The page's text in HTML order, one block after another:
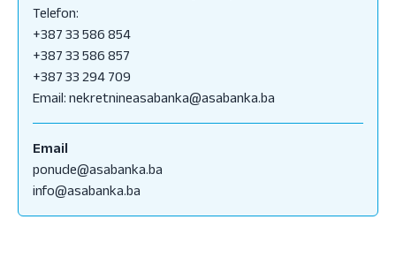
Telefon:
+387 33 586 854
+387 33 586 857
+387 33 294 709
Email: nekretnineasabanka@asabanka.ba
Email
ponude@asabanka.ba
info@asabanka.ba